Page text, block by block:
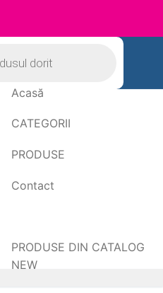
Acasă
CATEGORII
PRODUSE
Contact
PRODUSE DIN CATALOG
NEW